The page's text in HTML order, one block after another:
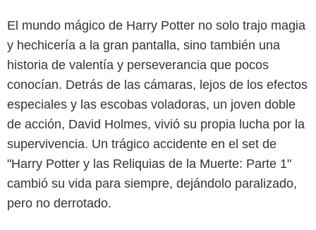
El mundo mágico de Harry Potter no solo trajo magia
y hechicería a la gran pantalla, sino también una
historia de valentía y perseverancia que pocos
conocían. Detrás de las cámaras, lejos de los efectos
especiales y las escobas voladoras, un joven doble
de acción, David Holmes, vivió su propia lucha por la
supervivencia. Un trágico accidente en el set de
"Harry Potter y las Reliquias de la Muerte: Parte 1"
cambió su vida para siempre, dejándolo paralizado,
pero no derrotado.